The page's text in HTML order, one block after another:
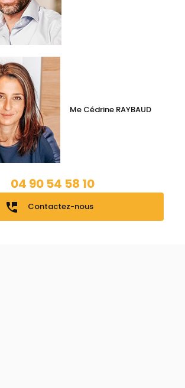
Me Cédrine RAYBAUD
04 90 54 58 10
perm_phone_msg Contactez-nous